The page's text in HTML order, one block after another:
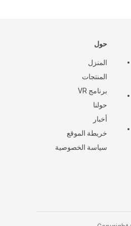
حول
المنزل
المنتجات
برنامج VR
حولنا
أخبار
خريطة الموقع
سياسة الخصوصية